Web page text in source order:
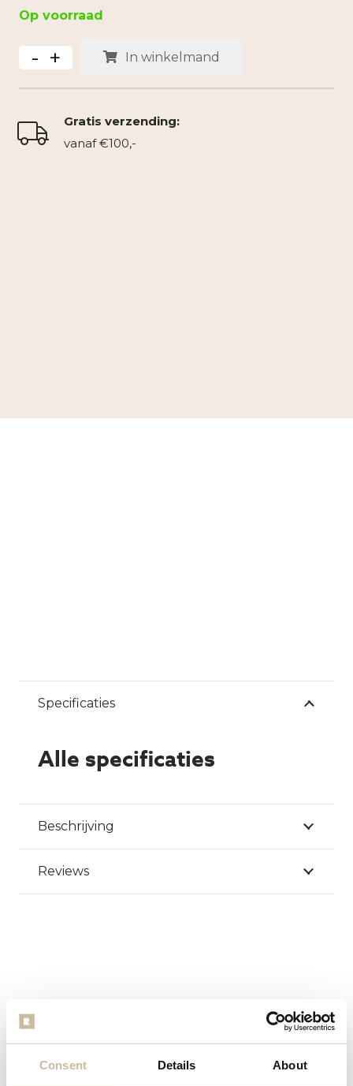
Consent Details About
Op voorraad
Kartonnen
aantal
- + In winkelmand
Gratis verzending:
vanaf €100,-
Specificaties
Alle specificaties
Beschrijving
Reviews